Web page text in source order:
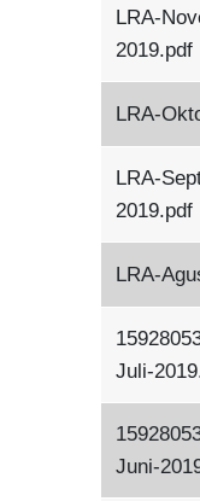
LRA-
2019.pdf
LRA-
LRA-
2019.pdf
LRA-
Juli-
Juni-